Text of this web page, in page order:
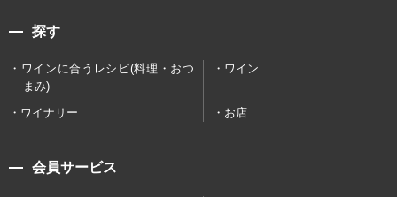
探す
ワインに合うレシピ(料理・おつ
まみ)
ワイン
ワイナリー お店
会員サービス